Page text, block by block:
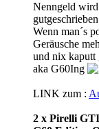
Nenngeld
Wenn man´s
Geräusche
und nix kaputt
aka G60Ing
LINK zum :
2 x Pirelli